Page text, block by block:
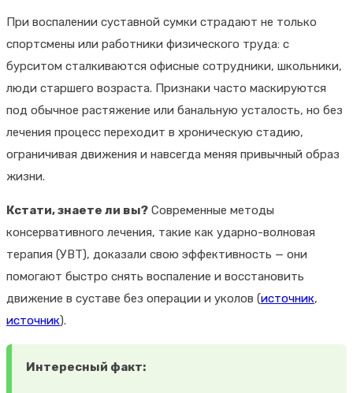
При воспалении суставной сумки страдают не только
спортсмены или работники физического труда: с
бурситом сталкиваются офисные сотрудники, школьники,
люди старшего возраста. Признаки часто маскируются
под обычное растяжение или банальную усталость, но без
лечения процесс переходит в хроническую стадию,
ограничивая движения и навсегда меняя привычный образ
жизни.
Кстати, знаете ли вы? Современные методы
консервативного лечения, такие как ударно-волновая
терапия (УВТ), доказали свою эффективность — они
помогают быстро снять воспаление и восстановить
движение в суставе без операции и уколов (источник,
источник).
Интересный факт: